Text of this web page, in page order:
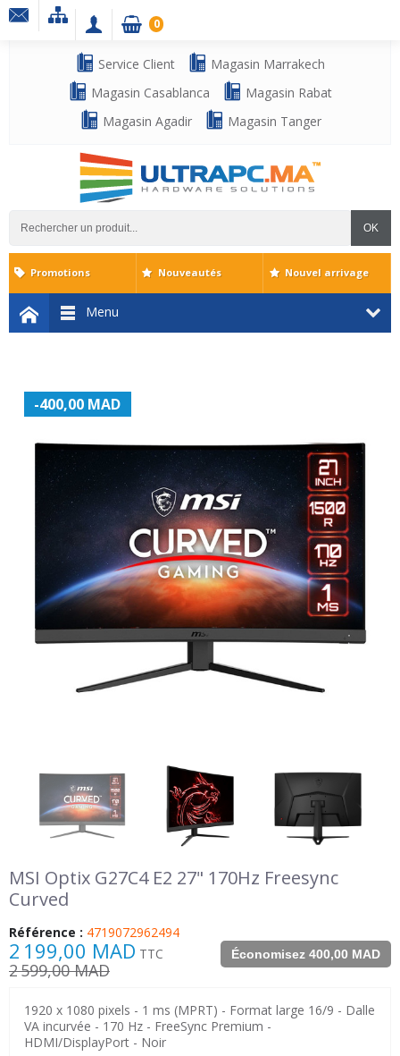
Service Client
Magasin Marrakech
Magasin Casablanca
Magasin Rabat
Magasin Agadir
Magasin Tanger
OK
0
Menu
Promotions Nouveautés Nouvel arrivage
-400,00 MAD
MSI Optix G27C4 E2 27" 170Hz Freesync
Curved
Référence : 4719072962494
Économisez 400,00 MAD
2 199,00 MAD TTC
2 599,00 MAD
1920 x 1080 pixels - 1 ms (MPRT) - Format large 16/9 - Dalle
VA incurvée - 170 Hz - FreeSync Premium -
HDMI/DisplayPort - Noir